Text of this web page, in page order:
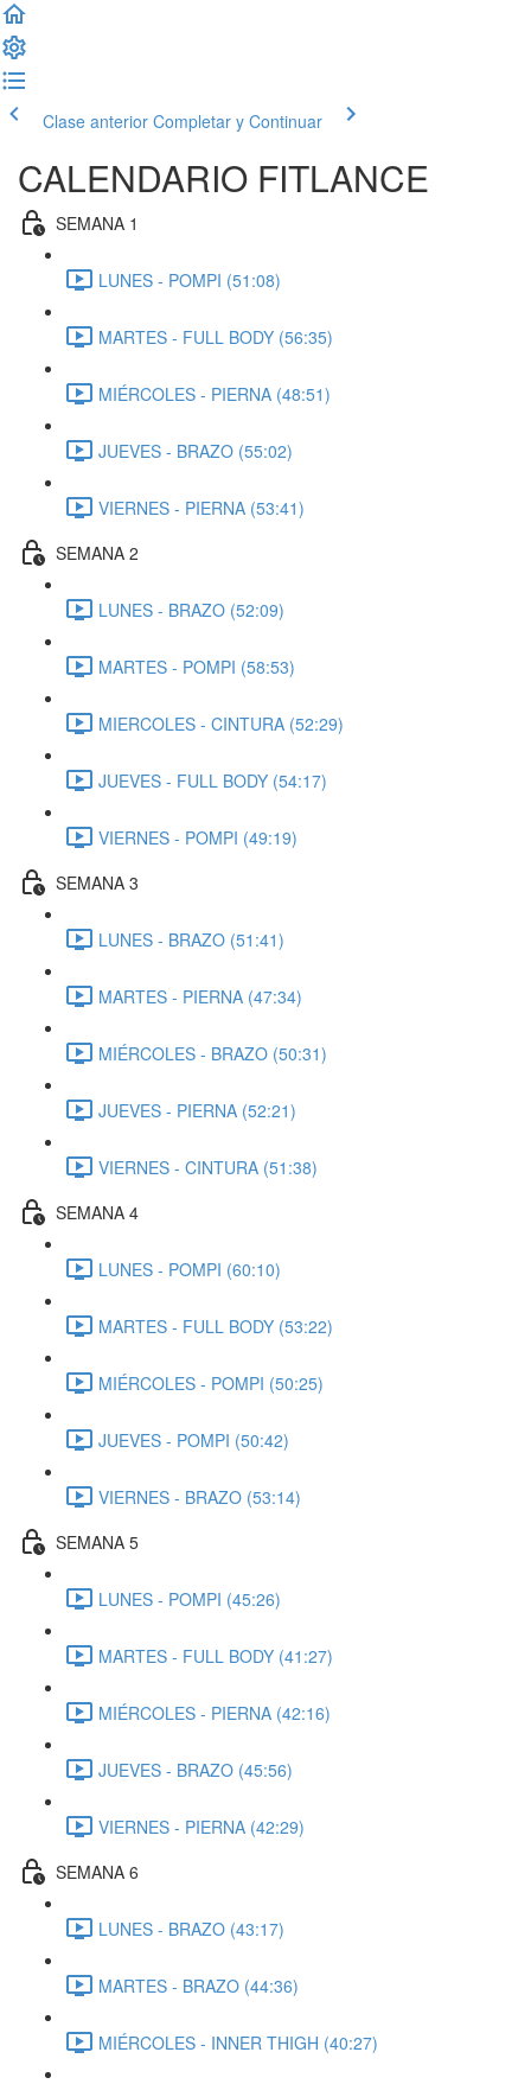
Clase anterior Completar y Continuar
CALENDARIO FITLANCE
SEMANA 1
LUNES - POMPI (51:08)
MARTES - FULL BODY (56:35)
MIÉRCOLES - PIERNA (48:51)
JUEVES - BRAZO (55:02)
VIERNES - PIERNA (53:41)
SEMANA 2
LUNES - BRAZO (52:09)
MARTES - POMPI (58:53)
MIERCOLES - CINTURA (52:29)
JUEVES - FULL BODY (54:17)
VIERNES - POMPI (49:19)
SEMANA 3
LUNES - BRAZO (51:41)
MARTES - PIERNA (47:34)
MIÉRCOLES - BRAZO (50:31)
JUEVES - PIERNA (52:21)
VIERNES - CINTURA (51:38)
SEMANA 4
LUNES - POMPI (60:10)
MARTES - FULL BODY (53:22)
MIÉRCOLES - POMPI (50:25)
JUEVES - POMPI (50:42)
VIERNES - BRAZO (53:14)
SEMANA 5
LUNES - POMPI (45:26)
MARTES - FULL BODY (41:27)
MIÉRCOLES - PIERNA (42:16)
JUEVES - BRAZO (45:56)
VIERNES - PIERNA (42:29)
SEMANA 6
LUNES - BRAZO (43:17)
MARTES - BRAZO (44:36)
MIÉRCOLES - INNER THIGH (40:27)